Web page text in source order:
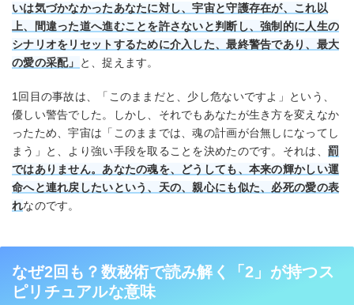
いは気づかなかったあなたに対し、宇宙と守護存在が、これ以
上、間違った道へ進むことを許さないと判断し、強制的に人生の
シナリオをリセットするために介入した、最終警告であり、最大
の愛の采配」
と、捉えます。
1回目の事故は、「このままだと、少し危ないですよ」という、
優しい警告でした。しかし、それでもあなたが生き方を変えなか
ったため、宇宙は「このままでは、魂の計画が台無しになってし
まう」と、より強い手段を取ることを決めたのです。それは、 罰
ではありません。あなたの魂を、どうしても、本来の輝かしい運
命へと連れ戻したいという、天の、親心にも似た、必死の愛の表
れなのです。
なぜ2回も？数秘術で読み解く「2」が持つス
ピリチュアルな意味